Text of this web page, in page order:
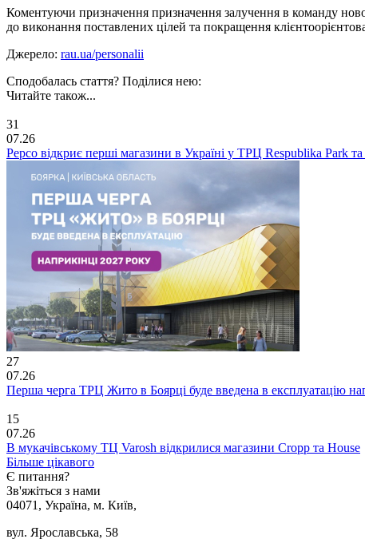
Коментуючи призначення призначення залучення в команду
до виконання поставлених цілей та покращення
Джерело: rau.ua/personalii
Сподобалась стаття? Поділися нею:
Читайте також...
31
07.26
Pepco відкриє перші магазини в Україні у ТРЦ Respublika Park
27
07.26
Перша черга ТРЦ Жито в Боярці буде введена в експлуатацію
15
07.26
В мукачівському ТЦ Varosh відкрилися магазини Cropp та House
Більше цікавого
Є питання?
Зв'яжіться з нами
04071, Україна, м. Київ,
вул. Ярославська, 58